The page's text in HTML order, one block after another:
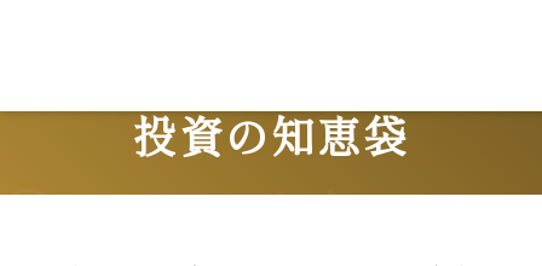
投資の知恵袋